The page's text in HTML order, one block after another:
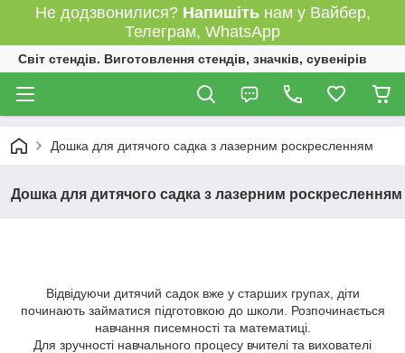
Не додзвонилися? Напишітьнам у Вайбер,
Телеграм, WhatsApp
Світ стендів. Виготовлення стендів, значків, сувенірів
Дошка для дитячого садка з лазерним роскресленням
Дошка для дитячого садка з лазерним роскресленням
Відвідуючи дитячий садок вже у старших групах, діти
починають займатися підготовкою до школи. Розпочинається
навчання писемності та математиці.
Для зручності навчального процесу вчителі та вихователі